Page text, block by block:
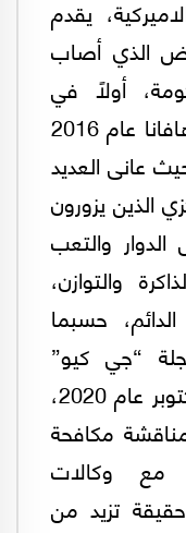
يقدم
الذي أصاب
أولاً في
سفارة الولايات المتحدة في هافانا عام 2016
عانى العديد
الذين يزورون
والتعب
والتوازن،
حسبما
“جي كيو”
الأميركية، في تشرين الأول/اكتوبر عام 2020،
مكافحة
مع وكالات
تزيد من